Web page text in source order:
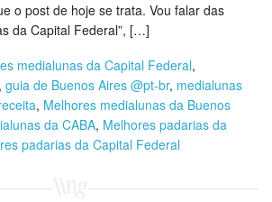
o post de hoje se trata. Vou falar das
da Capital Federal”, […]
medialunas da Capital Federal,
guia de Buenos Aires @pt-br, medialunas
, Melhores medialunas da Buenos
da CABA, Melhores padarias da
padarias da Capital Federal